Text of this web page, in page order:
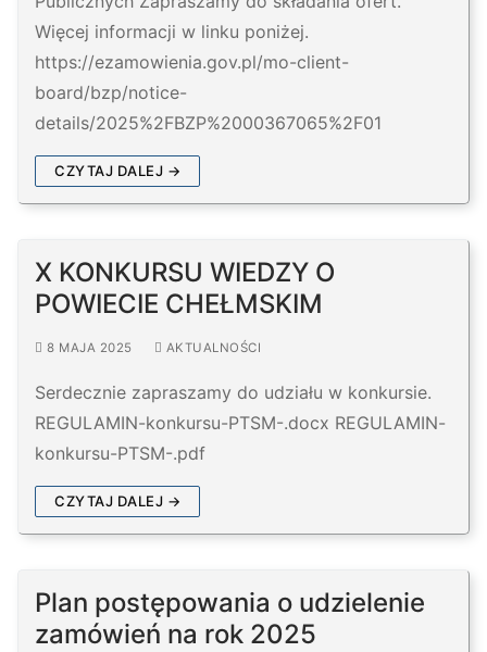
Więcej informacji w linku poniżej.
https://ezamowienia.gov.pl/mo-client-
board/bzp/notice-
details/2025%2FBZP%2000367065%2F01
CZYTAJ DALEJ →
X KONKURSU WIEDZY O
POWIECIE CHEŁMSKIM
8 MAJA 2025 AKTUALNOŚCI
Serdecznie zapraszamy do udziału w konkursie.
REGULAMIN-konkursu-PTSM-.docx REGULAMIN-
konkursu-PTSM-.pdf
CZYTAJ DALEJ →
Plan postępowania o udzielenie
zamówień na rok 2025